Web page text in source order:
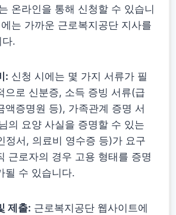
온라인을 통해 신청할 수 있습니
는 가까운 근로복지공단 지사를
.
: 신청 시에는 몇 가지 서류가 필
으로 신분증, 소득 증빙 서류(급
액증명원 등), 가족관계 증명 서
의 요양 사실을 증명할 수 있는
정서, 의료비 영수증 등)가 요구
근로자의 경우 고용 형태를 증명
될 수 있습니다.
제출: 근로복지공단 웹사이트에